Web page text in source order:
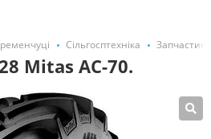
Сільгосптехніка
Mitas AC-70.